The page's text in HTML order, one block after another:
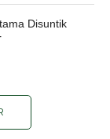
Disuntik